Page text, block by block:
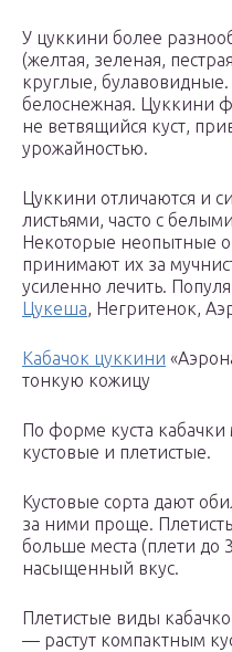
У цуккини более
(желтая, зеленая,
круглые, булавовидные.
белоснежная. Цуккини
не ветвящийся куст,
урожайностью.
Цуккини отличаются и
листьями, часто с
Некоторые неопытные
принимают их за
усиленно лечить.
Цукеша, Негритенок,
Кабачок цуккини
тонкую кожицу
По форме куста
кустовые и плетистые.
Кустовые сорта дают
за ними проще.
больше места (плети до
насыщенный вкус.
Плетистые виды
— растут компактным